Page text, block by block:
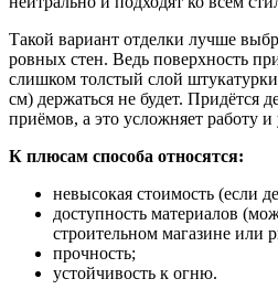
Такой вариант отделки лучше
ровных стен. Ведь поверхность
слишком толстый слой
см) держаться не будет. Придётся
приёмов, а это усложняет работу и
К плюсам способа относятся:
невысокая стоимость (если
доступность материалов
строительном магазине или
прочность;
устойчивость к огню.